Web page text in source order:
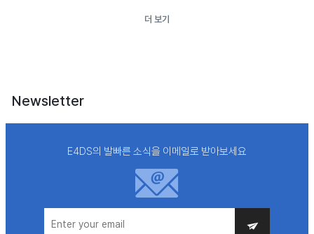
더 보기
Newsletter
E4DS의 발빠른 소식을 이메일로 받아보세요